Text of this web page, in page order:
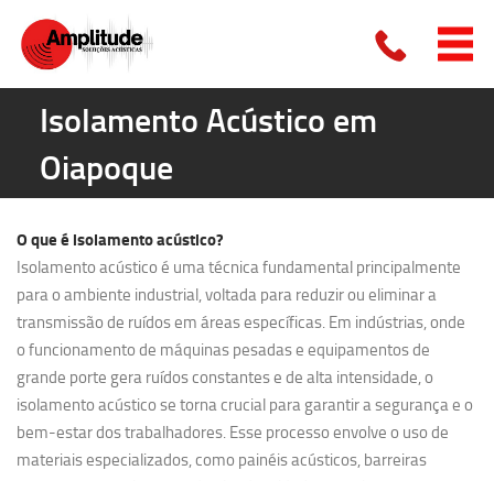
Isolamento Acústico em
Oiapoque
O que é isolamento acústico?
Isolamento acústico é uma técnica fundamental principalmente
para o ambiente industrial, voltada para reduzir ou eliminar a
transmissão de ruídos em áreas específicas. Em indústrias, onde
o funcionamento de máquinas pesadas e equipamentos de
grande porte gera ruídos constantes e de alta intensidade, o
isolamento acústico se torna crucial para garantir a segurança e o
bem-estar dos trabalhadores. Esse processo envolve o uso de
materiais especializados, como painéis acústicos, barreiras